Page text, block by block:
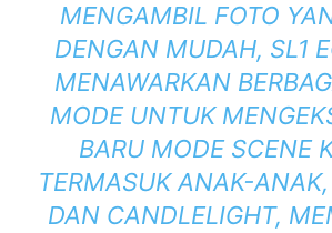
MENGAMBIL FOTO
DENGAN MUDAH, SL1
MENAWARKAN
MODE UNTUK
BARU MODE SCENE
TERMASUK ANAK-
DAN CANDLELIGHT,